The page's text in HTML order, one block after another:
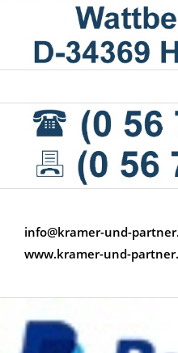
info@kramer-und-
www.kramer-und-